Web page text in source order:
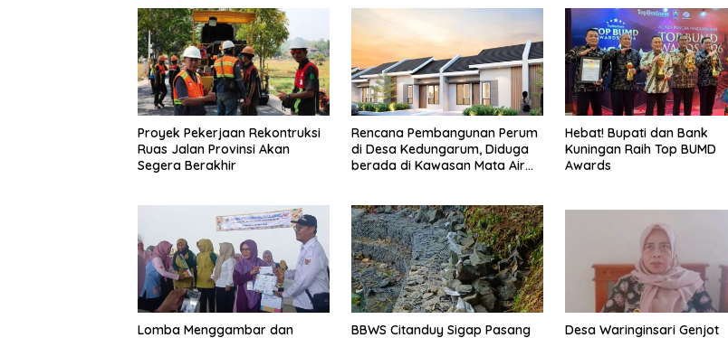
Proyek Pekerjaan Rekontruksi
Ruas Jalan Provinsi Akan
Segera Berakhir
Rencana Pembangunan Perum
di Desa Kedungarum, Diduga
berada di Kawasan Mata Air
Hebat! Bupati dan Bank
Kuningan Raih Top BUMD
Awards
Lomba Menggambar dan
BBWS Citanduy Sigap Pasang
Desa Waringinsari Genjot